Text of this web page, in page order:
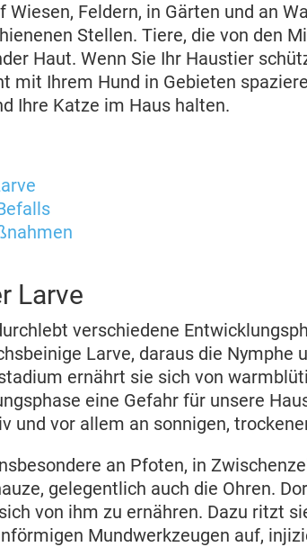
Feldern, in Gärten und an
Stellen. Tiere, die von den
Haut. Wenn Sie Ihr Haustier
mit Ihrem Hund in Gebieten
Ihre Katze im Haus halten.
Larve
verschiedene
Larve, daraus die Nymphe
ernährt sie sich von
eine Gefahr für unsere
und vor allem an sonnigen,
an Pfoten, in
gelegentlich auch die Ohren.
von ihm zu ernähren. Dazu ritzt
Mundwerkzeugen auf,